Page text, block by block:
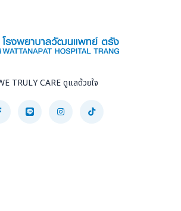
TRULY CARE ดูแลด้วยใจ